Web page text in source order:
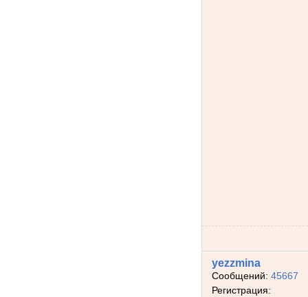
yezzmina
Сообщений:45667
Регистрация: